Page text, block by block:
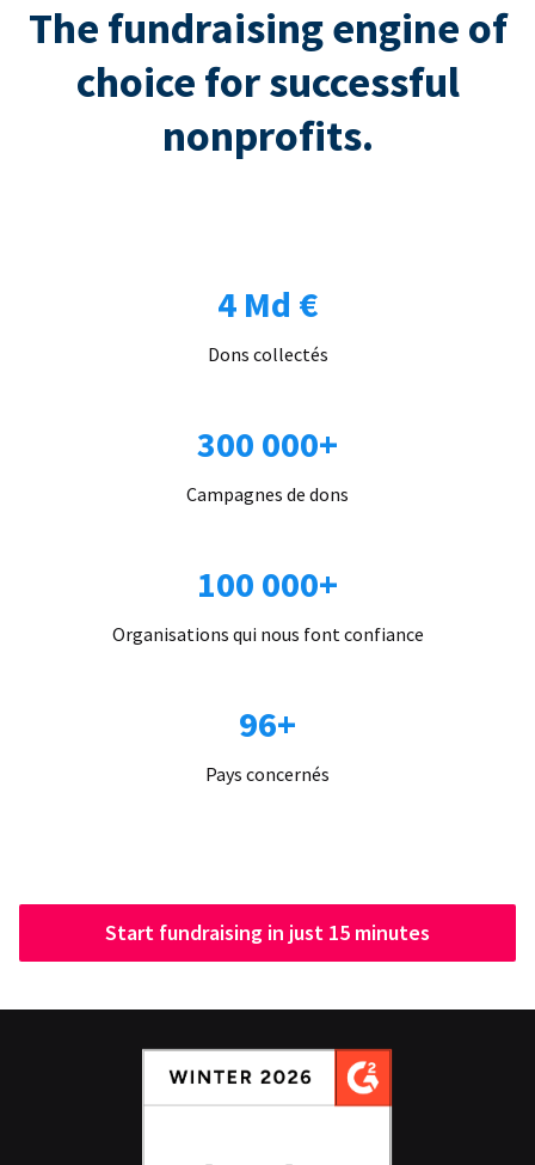
The fundraising engine of
choice for successful
nonprofits.
4 Md €
Dons collectés
300 000+
Campagnes de dons
100 000+
Organisations qui nous font confiance
96+
Pays concernés
Start fundraising in just 15 minutes